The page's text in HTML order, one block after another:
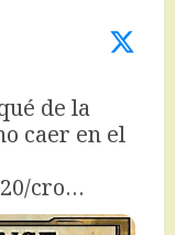
de la
caer en el
cro…